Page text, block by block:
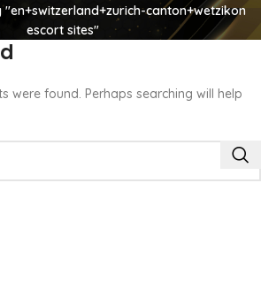
canton+wetzikon
escort sites"
were found. Perhaps searching will help